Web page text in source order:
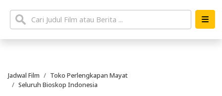
Jadwal Film
Toko Perlengkapan Mayat
Seluruh Bioskop Indonesia